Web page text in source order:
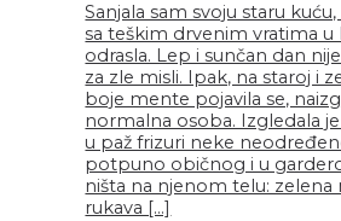
Sanjala sam svoju staru
sa teškim drvenim vratima u
odrasla. Lep i sunčan dan
za zle misli. Ipak, na staroj i
boje mente pojavila se,
normalna osoba. Izgledala
u paž frizuri neke
potpuno običnog i u
ništa na njenom telu: zelena
rukava […]